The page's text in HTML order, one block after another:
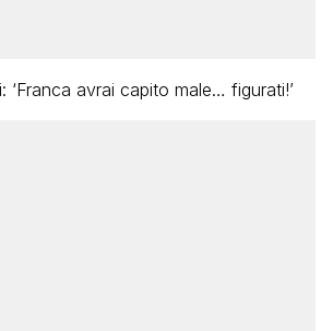
‘Franca avrai capito male… figurati!’